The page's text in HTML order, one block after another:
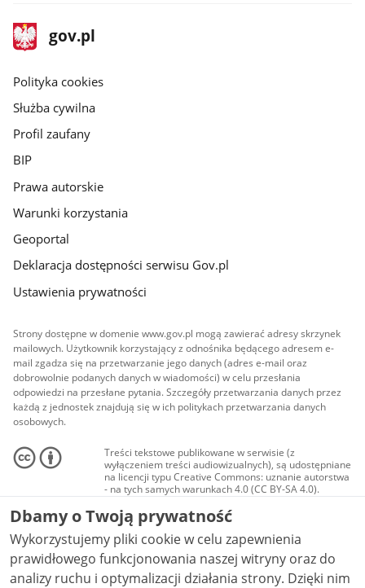
stopka
gov.pl
Strona
gov.pl
gov.pl
Polityka cookies
Służba cywilna
Profil zaufany
BIP
Prawa autorskie
Warunki korzystania
Geoportal
Deklaracja dostępności serwisu Gov.pl
Ustawienia prywatności
Strony dostępne w domenie www.gov.pl mogą zawierać adresy skrzynek
mailowych. Użytkownik korzystający z odnośnika będącego adresem e-
mail zgadza się na przetwarzanie jego danych (adres e-mail oraz
dobrowolnie podanych danych w wiadomości) w celu przesłania
odpowiedzi na przesłane pytania. Szczegóły przetwarzania danych przez
każdą z jednostek znajdują się w ich politykach przetwarzania danych
osobowych.
Treści tekstowe publikowane w serwisie (z
wyłączeniem treści audiowizualnych), są udostępniane
na licencji typu Creative Commons: uznanie autorstwa
- na tych samych warunkach 4.0 (CC BY-SA 4.0).
Materiały audiowizualne, w tym zdjęcia, materiały
audio i wideo, są udostępniane na licencji typu
Creative Commons: uznanie autorstwa użycie
niekomercyjne - bez utworów zależnych 4.0 (CC BY-
NC-ND 4.0), o ile nie jest to stwierdzone inaczej.
Dbamy o Twoją prywatność
Wykorzystujemy pliki cookie w celu zapewnienia
prawidłowego funkcjonowania naszej witryny oraz do
analizy ruchu i optymalizacji działania strony. Dzięki nim